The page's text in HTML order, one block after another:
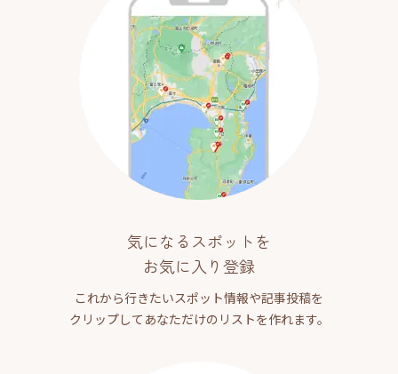
気になるスポットを
お気に入り登録
これから行きたいスポット情報や記事投稿を
クリップしてあなただけのリストを作れます。